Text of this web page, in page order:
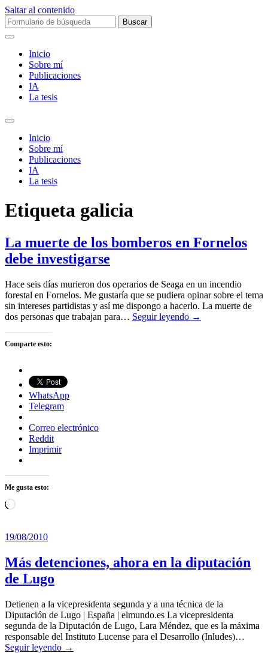
Saltar al contenido
Buscar:
Inicio
Sobre mí­
Publicaciones
IA
La tesis
Alternar
campo
búsqueda
Inicio
Sobre mí­
Publicaciones
IA
La tesis
Etiqueta galicia
La muerte de los bomberos en Fornelos
debe investigarse
Hace seis días murieron dos operarios de Seaga en un incendio
forestal en Fornelos. Me gustaría que se pudiera opinar sobre el tema
sin intereses partidistas y así me dispongo a hacerlo. La muerte de
dos personas que trabajan para… Seguir leyendo →
Comparte esto:
WhatsApp
Telegram
Correo electrónico
Reddit
Imprimir
Me gusta esto:
Cargando...
19/08/2010
Más detenciones, ahora en la diputación
de Lugo
Detienen a la vicepresidenta segunda y a una técnica de la
Diputación de Lugo | España | elmundo.es La vicepresidenta
segunda de la Diputación de Lugo, Lara Méndez, que es la máxima
responsable del Instituto Lucense para el Desarrollo (Inludes)…
Seguir leyendo →